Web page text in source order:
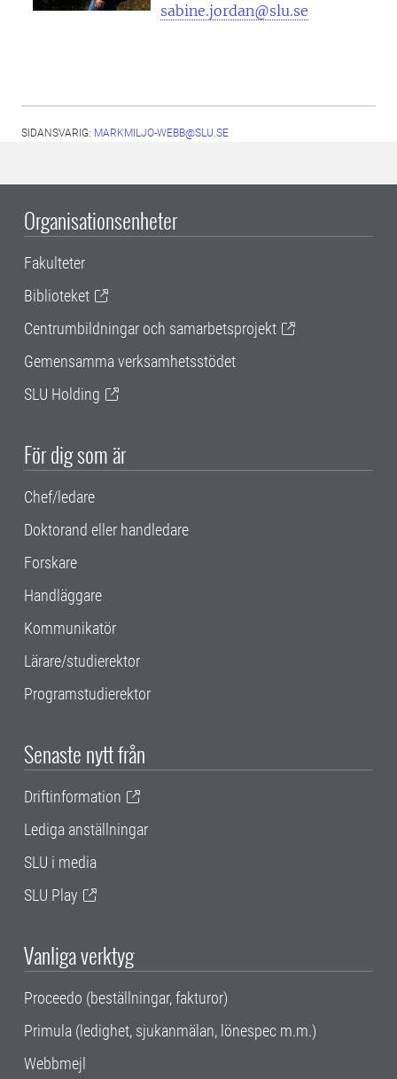
sabine.jordan@slu.se
SIDANSVARIG: MARKMILJO-WEBB@SLU.SE
Organisationsenheter
Fakulteter
Biblioteket
Centrumbildningar och samarbetsprojekt
Gemensamma verksamhetsstödet
SLU Holding
För dig som är
Chef/ledare
Doktorand eller handledare
Forskare
Handläggare
Kommunikatör
Lärare/studierektor
Programstudierektor
Senaste nytt från
Driftinformation
Lediga anställningar
SLU i media
SLU Play
Vanliga verktyg
Proceedo (beställningar, fakturor)
Primula (ledighet, sjukanmälan, lönespec m.m.)
Webbmejl